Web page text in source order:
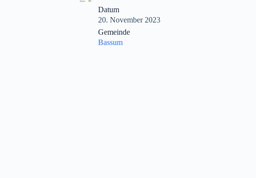
Datum
20. November 2023
Gemeinde
Bassum